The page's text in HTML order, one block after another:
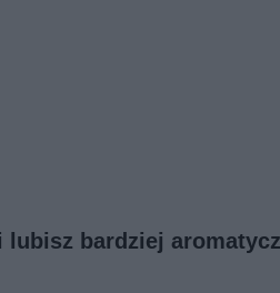
lubisz bardziej